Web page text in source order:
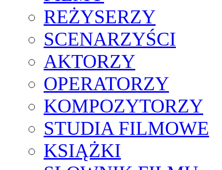
REŻYSERZY
SCENARZYŚCI
AKTORZY
OPERATORZY
KOMPOZYTORZY
STUDIA FILMOWE
KSIĄŻKI